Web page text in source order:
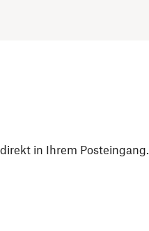
in Ihrem Posteingang.